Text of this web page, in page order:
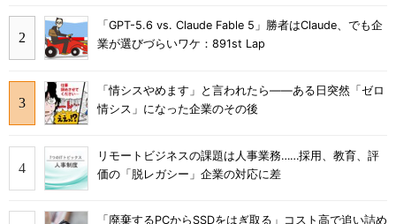
「GPT-5.6 vs. Claude Fable 5」勝者はClaude、でも企
業が選びづらいワケ：891st Lap
「情シスやめます」と言われたら――ある日突然「ゼロ
情シス」になった企業のその後
リモートビジネスの課題は人事業務……採用、教育、評
価の「脱レガシー」企業の対応に差
「廃棄するPCからSSDをはぎ取る」コスト高で追い詰め